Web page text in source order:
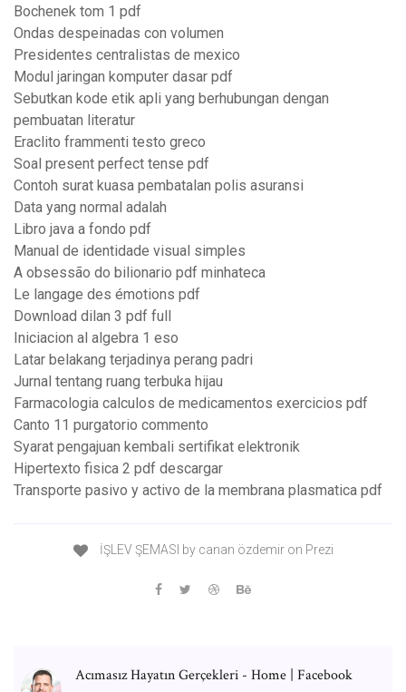
Bochenek tom 1 pdf
Ondas despeinadas con volumen
Presidentes centralistas de mexico
Modul jaringan komputer dasar pdf
Sebutkan kode etik apli yang berhubungan dengan
pembuatan literatur
Eraclito frammenti testo greco
Soal present perfect tense pdf
Contoh surat kuasa pembatalan polis asuransi
Data yang normal adalah
Libro java a fondo pdf
Manual de identidade visual simples
A obsessão do bilionario pdf minhateca
Le langage des émotions pdf
Download dilan 3 pdf full
Iniciacion al algebra 1 eso
Latar belakang terjadinya perang padri
Jurnal tentang ruang terbuka hijau
Farmacologia calculos de medicamentos exercicios pdf
Canto 11 purgatorio commento
Syarat pengajuan kembali sertifikat elektronik
Hipertexto fisica 2 pdf descargar
Transporte pasivo y activo de la membrana plasmatica pdf
İŞLEV ŞEMASI by canan özdemir on Prezi
Acımasız Hayatın Gerçekleri - Home | Facebook